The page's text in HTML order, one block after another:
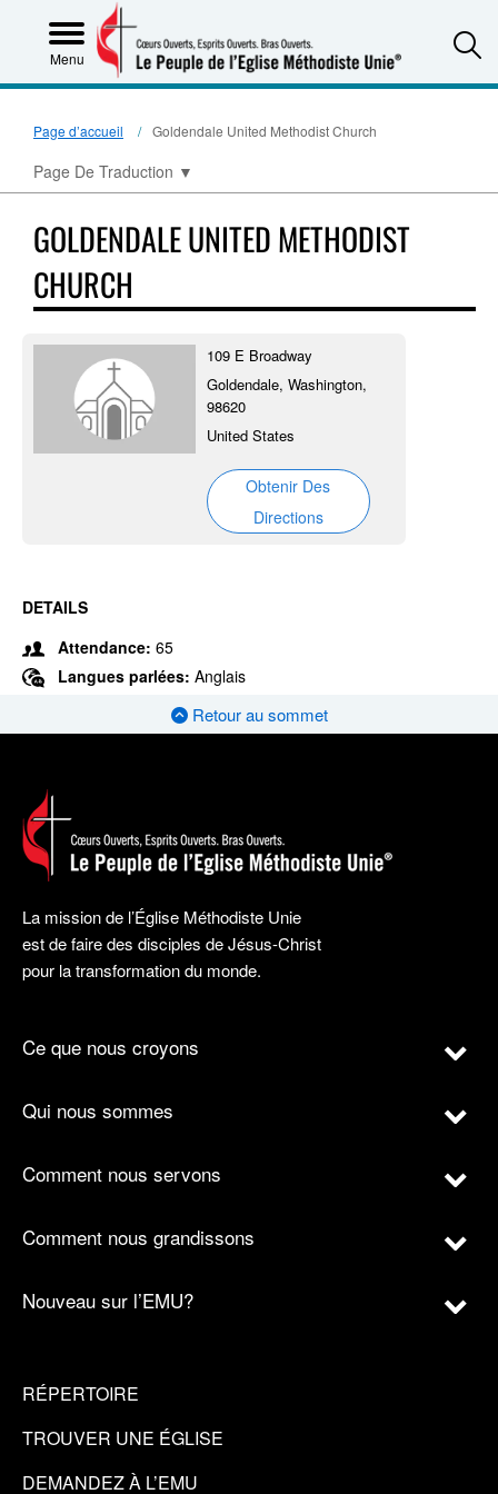
Menu
Page d’accueil Goldendale United Methodist Church
Page De Traduction ▼
GOLDENDALE UNITED METHODIST
CHURCH
109 E Broadway
Goldendale, Washington,
98620
United States
Obtenir Des
Directions
DETAILS
Attendance: 65
Langues parlées: Anglais
Retour au sommet
La mission de l’Église Méthodiste Unie
est de faire des disciples de Jésus-Christ
pour la transformation du monde.
Ce que nous croyons
Qui nous sommes
Comment nous servons
Comment nous grandissons
Nouveau sur l’EMU?
RÉPERTOIRE
TROUVER UNE ÉGLISE
DEMANDEZ À L’EMU